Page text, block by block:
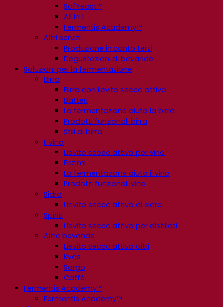
SafYeast™
All In 1
Fermentis Academy™
Altri servizi
Produzione in conto terzi
Degustazioni di bevande
Soluzioni per la fermentazione
Birra
Birra con lievito secco attivo
Batteri
La fermentazione aiuta la birra
Prodotti funzionali birra
Stili di birra
Il vino
Lievito secco attivo per vino
Enzimi
La fermentazione aiuta il vino
Prodotti funzionali vino
Sidro
Lievito secco attivo di sidro
Spiriti
Lievito secco attivo per distillati
Altre bevande
Lievito secco attivo altri
Kvas
Sorgo
Caffè
Fermentis Academy™
Fermentis Academy™